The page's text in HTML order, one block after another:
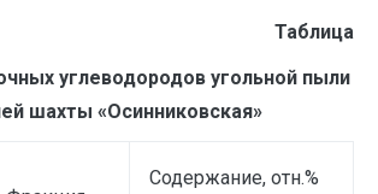
Таблица
углеводородов угольной пыли
шахты «Осинниковская»
Содержание, отн.%